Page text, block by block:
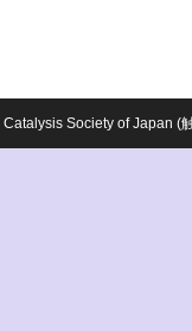
Society of Japan (